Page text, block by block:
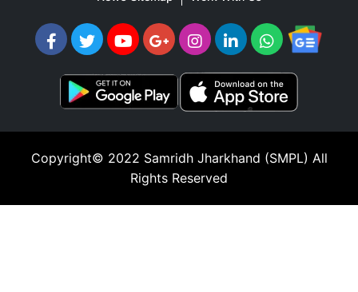
Copyright© 2022 Samridh Jharkhand (SMPL) All
Rights Reserved